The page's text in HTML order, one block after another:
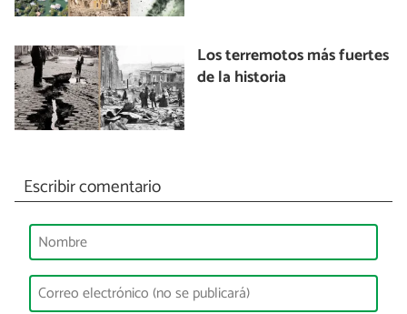
Los terremotos más fuertes
de la historia
Escribir comentario